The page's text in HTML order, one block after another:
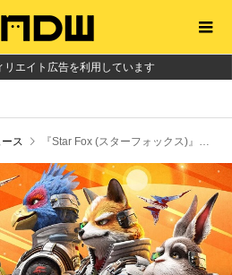
リエイト広告を利用しています
ス 『Star Fox (スターフォックス)』更新データ Ver. 1.1.0が配信